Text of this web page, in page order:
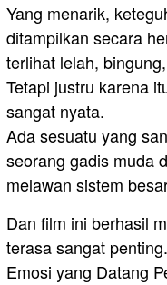
Yang menarik,
ditampilkan secara
terlihat lelah,
Tetapi justru karena
sangat nyata.
Ada sesuatu yang
seorang gadis muda
melawan sistem
Dan film ini berhasil
terasa sangat penting.
Emosi yang Datang